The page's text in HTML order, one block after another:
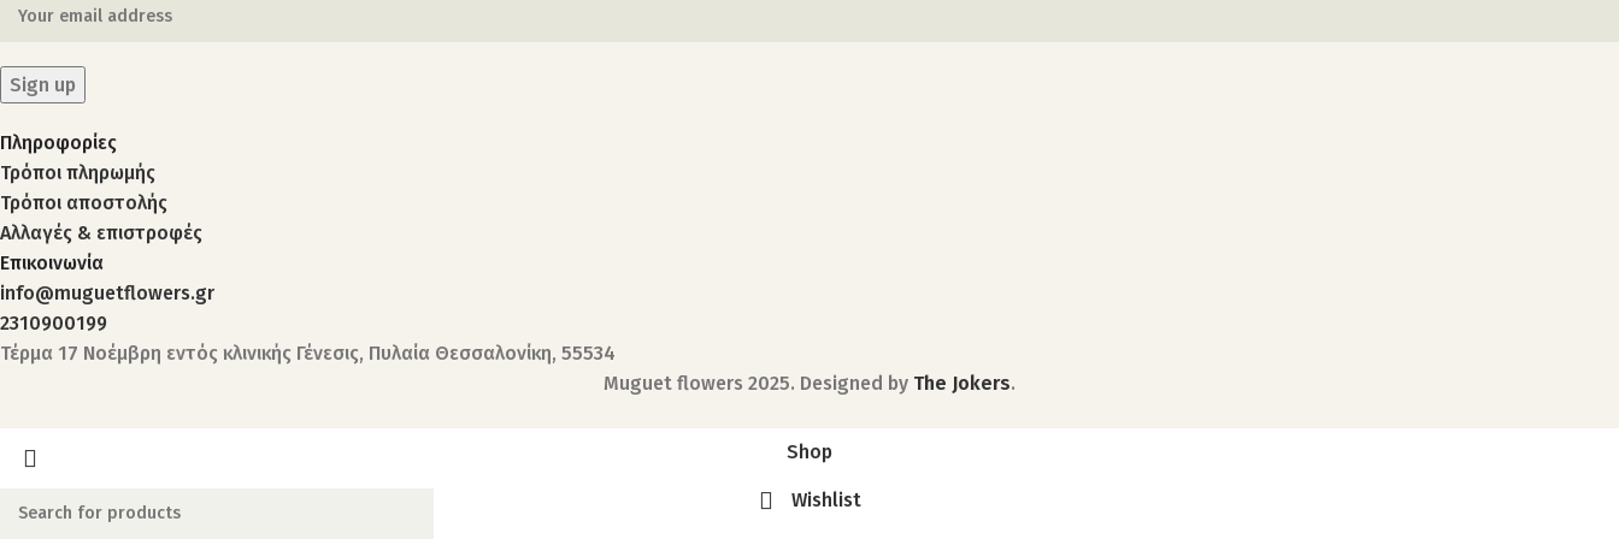
Πληροφορίες
Τρόποι πληρωμής
Τρόποι αποστολής
Αλλαγές & επιστροφές
Επικοινωνία
info@muguetflowers.gr
2310900199
Τέρμα 17 Νοέμβρη εντός κλινικής Γένεσις, Πυλαία Θεσσαλονίκη, 55534
Muguet flowers 2025. Designed by The Jokers.
Shop
Wishlist